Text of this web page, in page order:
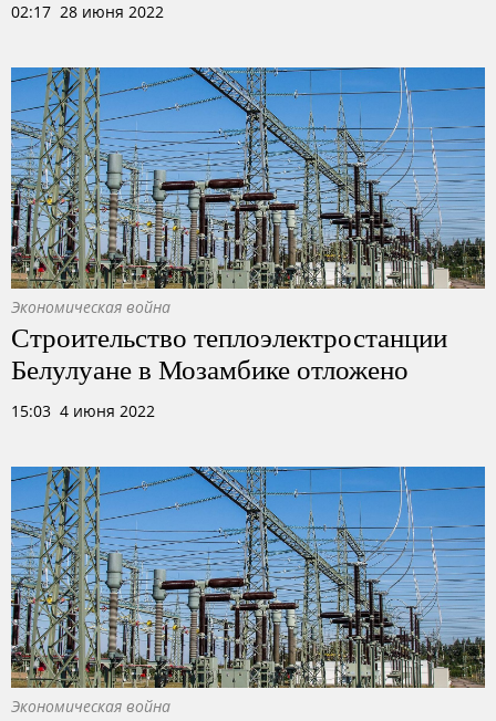
02:17 28 июня 2022
Экономическая война
Строительство теплоэлектростанции
Белулуане в Мозамбике отложено
15:03 4 июня 2022
Экономическая война